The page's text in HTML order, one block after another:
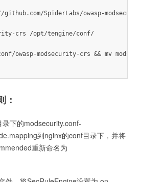
SpiderLabs/owasp-
crs /opt/tengine/conf/
owasp-modsecurity-crs && mv
：
下的modsecurity.conf-
到nginx的conf目录下，并将
重新命名为